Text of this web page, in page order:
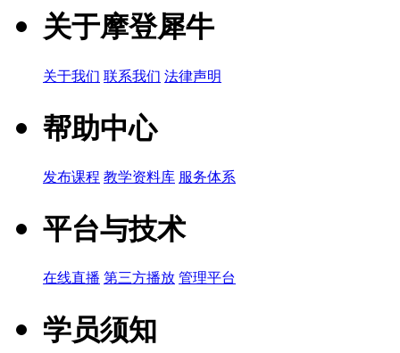
关于摩登犀牛
关于我们 联系我们 法律声明
帮助中心
发布课程 教学资料库 服务体系
平台与技术
在线直播 第三方播放 管理平台
学员须知